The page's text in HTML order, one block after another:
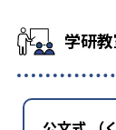
学研